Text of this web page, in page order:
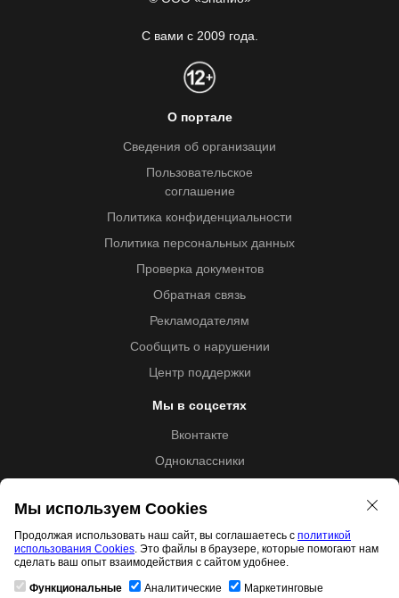
С вами с 2009 года.
О портале
Сведения об организации
Пользовательское
соглашение
Политика конфиденциальности
Политика персональных данных
Проверка документов
Обратная связь
Рекламодателям
Сообщить о нарушении
Центр поддержки
Мы в соцсетях
Вконтакте
Одноклассники
Образовательная лицензия №5257 от 09.09.2020 (Л035-
01253-67/00192487)
Мы используем Cookies
Продолжая использовать наш сайт, вы соглашаетесь с политикой
использования Cookies. Это файлы в браузере, которые помогают нам
сделать ваш опыт взаимодействия с сайтом удобнее.
Функциональные Аналитические Маркетинговые